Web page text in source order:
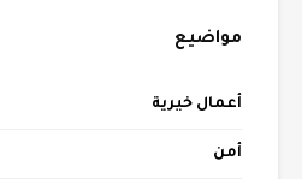
مواضيع
أعمال خيرية
أمن